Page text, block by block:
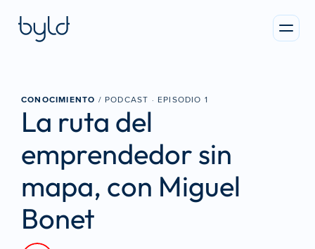
CONOCIMIENTO / PODCAST · EPISODIO 1
La ruta del
emprendedor sin
mapa, con Miguel
Bonet